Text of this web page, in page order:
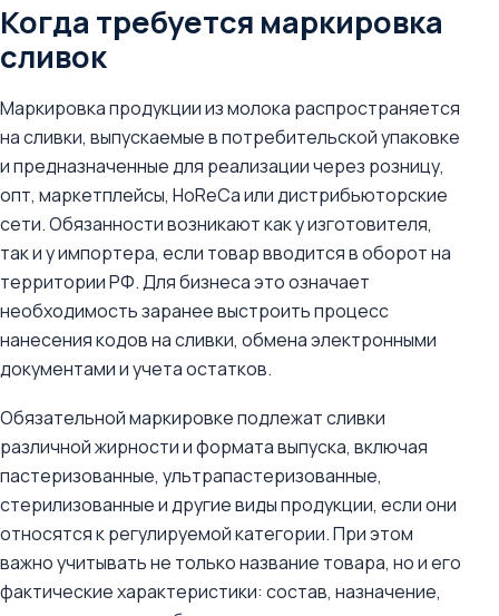
Когда требуется маркировка
сливок
Маркировка продукции из молока распространяется
на сливки, выпускаемые в потребительской упаковке
и предназначенные для реализации через розницу,
опт, маркетплейсы, HoReCa или дистрибьюторские
сети. Обязанности возникают как у изготовителя,
так и у импортера, если товар вводится в оборот на
территории РФ. Для бизнеса это означает
необходимость заранее выстроить процесс
нанесения кодов на сливки, обмена электронными
документами и учета остатков.
Обязательной маркировке подлежат сливки
различной жирности и формата выпуска, включая
пастеризованные, ультрапастеризованные,
стерилизованные и другие виды продукции, если они
относятся к регулируемой категории. При этом
важно учитывать не только название товара, но и его
фактические характеристики: состав, назначение,